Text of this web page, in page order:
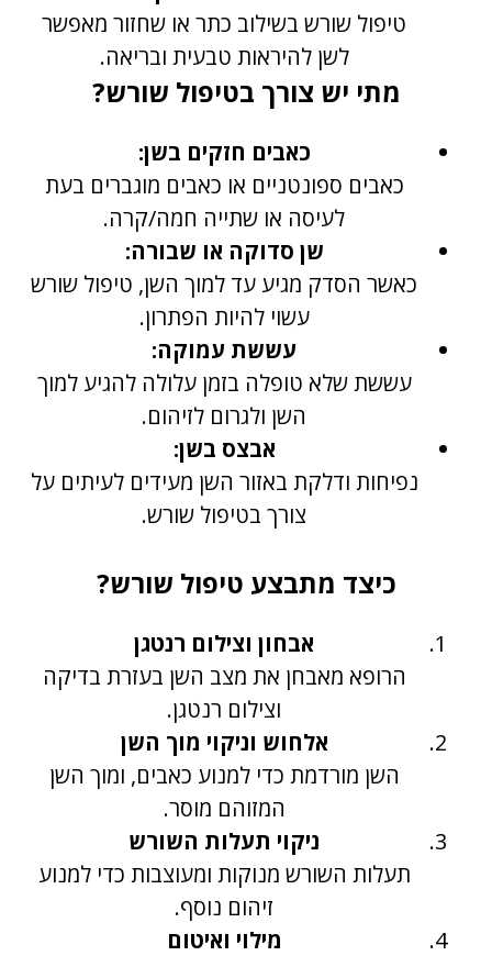
טיפול שורש בשילוב כתר או שחזור מאפשר
לשן להיראות טבעית ובריאה.
מתי יש צורך בטיפול שורש?
כאבים חזקים בשן:
כאבים ספונטניים או כאבים מוגברים בעת
לעיסה או שתייה חמה/קרה.
שן סדוקה או שבורה:
כאשר הסדק מגיע עד למוך השן, טיפול שורש
עשוי להיות הפתרון.
עששת עמוקה:
עששת שלא טופלה בזמן עלולה להגיע למוך
השן ולגרום לזיהום.
אבצס בשן:
נפיחות ודלקת באזור השן מעידים לעיתים על
צורך בטיפול שורש.
כיצד מתבצע טיפול שורש?
אבחון וצילום רנטגן
הרופא מאבחן את מצב השן בעזרת בדיקה
וצילום רנטגן.
אלחוש וניקוי מוך השן
השן מורדמת כדי למנוע כאבים, ומוך השן
המזוהם מוסר.
ניקוי תעלות השורש
תעלות השורש מנוקות ומעוצבות כדי למנוע
זיהום נוסף.
מילוי ואיטום